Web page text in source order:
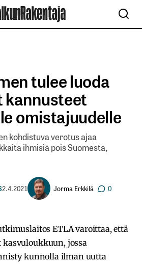
tulee luoda
omistajuudelle
kohdistuva verotus ajaa
ihmisiä pois Suomesta,
2.4.2021 Jorma Erkkilä 0
ETLA varoittaa, että
jossa
kunnolla ilman uutta